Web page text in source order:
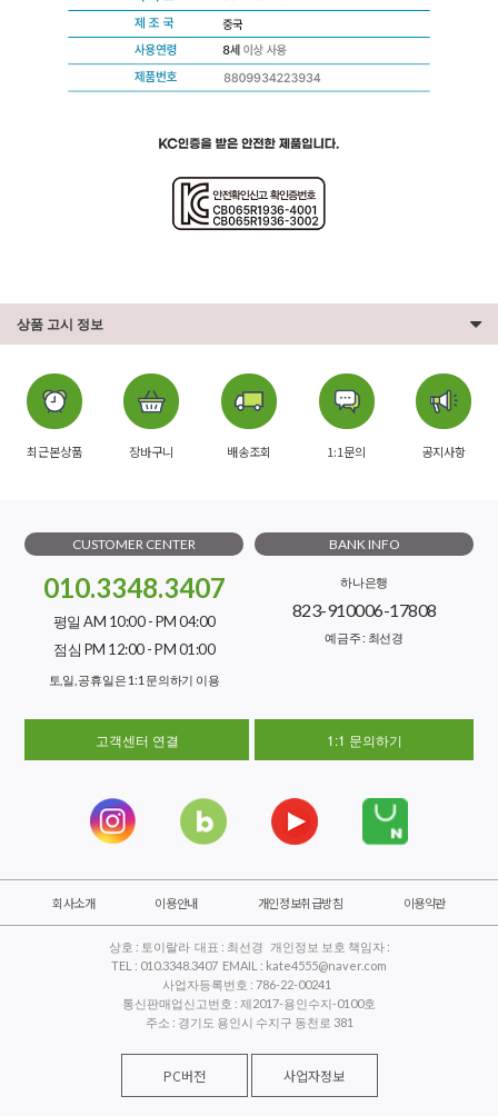
상품 고시 정보
최근본상품 장바구니 배송조회 1:1문의 공지사항
CUSTOMER CENTER
010.3348.3407
평일 AM 10:00 - PM 04:00
점심 PM 12:00 - PM 01:00
토,일, 공휴일은 1:1 문의하기 이용
BANK INFO
하나은행
823-910006-17808
예금주 : 최선경
고객센터 연결 1:1 문의하기
회사소개 이용안내 개인정보취급방침 이용약관
상호 : 토이랄라 대표 : 최선경 개인정보 보호 책임자 :
TEL : 010.3348.3407 EMAIL : kate4555@naver.com
사업자등록번호 : 786-22-00241
통신판매업신고번호 : 제2017-용인수지-0100호
주소 : 경기도 용인시 수지구 동천로 381
PC버전 사업자정보